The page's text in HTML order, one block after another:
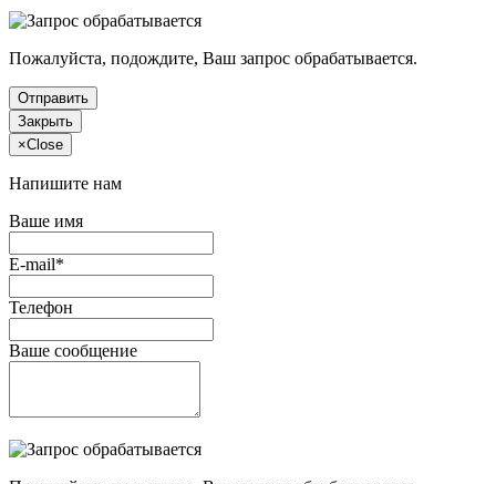
Пожалуйста, подождите, Ваш запрос обрабатывается.
Отправить
Закрыть
×Close
Напишите нам
Ваше имя
E-mail*
Телефон
Ваше сообщение